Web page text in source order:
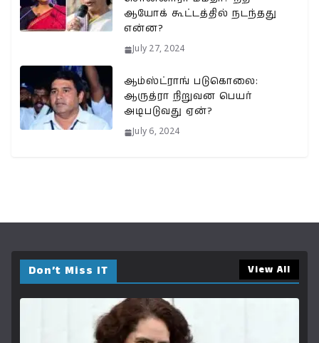
ஆயோக் கூட்டத்தில் நடந்தது
என்ன?
July 27, 2024
ஆம்ஸ்ட்ராங் படுகொலை:
ஆருத்ரா நிறுவன பெயர்
அடிபடுவது ஏன்?
July 6, 2024
Don’t Miss IT View All